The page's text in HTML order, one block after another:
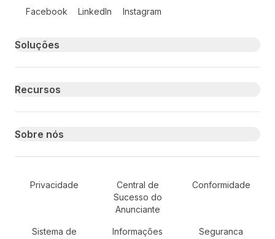
Facebook LinkedIn Instagram
Primary footer navigation
Soluções
Recursos
Sobre nós
Secondary Footer Navigation
Privacidade
Central de
Sucesso do
Anunciante
Conformidade
Sistema de
Informações
Seguranca